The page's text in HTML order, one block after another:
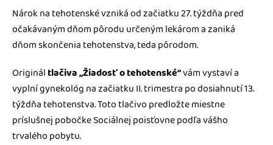
Nárok na tehotenské vzniká od začiatku 27. týždňa pred
očakávaným dňom pôrodu určeným lekárom a zaniká
dňom skončenia tehotenstva, teda pôrodom.
Originál tlačiva „Žiadosť o tehotenské“vám vystaví a
vyplní gynekológ na začiatku II. trimestra po dosiahnutí 13.
týždňa tehotenstva. Toto tlačivo predložte miestne
príslušnej pobočke Sociálnej poisťovne podľa vášho
trvalého pobytu.